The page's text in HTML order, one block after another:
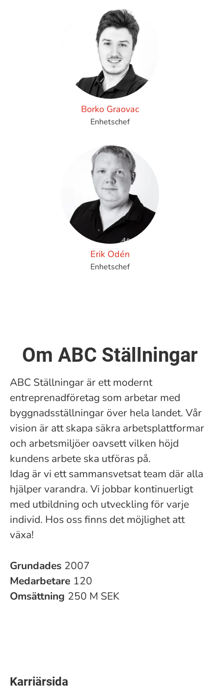
Borko Graovac
Enhetschef
Erik Odén
Enhetschef
Om ABC Ställningar
ABC Ställningar är ett modernt
entreprenadföretag som arbetar med
byggnadsställningar över hela landet. Vår
vision är att skapa säkra arbetsplattformar
och arbetsmiljöer oavsett vilken höjd
kundens arbete ska utföras på.
Idag är vi ett sammansvetsat team där alla
hjälper varandra. Vi jobbar kontinuerligt
med utbildning och utveckling för varje
individ. Hos oss finns det möjlighet att
växa!
Grundades 2007
Medarbetare 120
Omsättning 250 M SEK
Karriärsida